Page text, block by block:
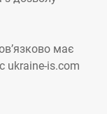
має
ukraine-is.com